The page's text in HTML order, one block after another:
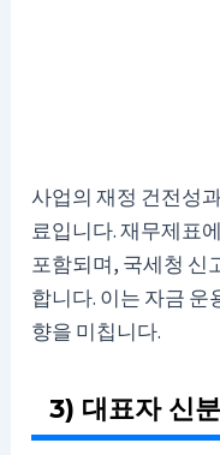
사업의 재정 건전성
료입니다. 재무제표
포함되며, 국세청 신
합니다. 이는 자금 운
향을 미칩니다.
3) 대표자 신